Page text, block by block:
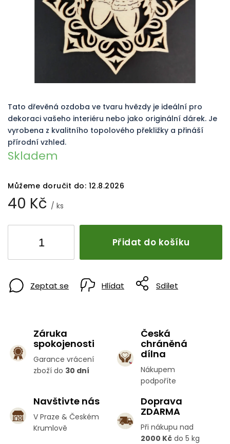
40 Kč / ks
Skladem
Můžeme doručit do: 12.8.2026
Přidat do košíku
Tato dřevěná ozdoba ve tvaru hvězdy je ideální pro
dekoraci vašeho interiéru nebo jako originální dárek. Je
vyrobena z kvalitního topolového překližky a přináší
přírodní vzhled.
Zeptat se Hlídat Sdílet
Záruka
spokojenosti
Garance vrácení
zboží do 30 dní
Česká
chráněná
dílna
Nákupem
podpoříte
Navštivte nás
V Praze & Českém
Krumlově
Doprava
ZDARMA
Při nákupu nad
2000 Kč do 5 kg